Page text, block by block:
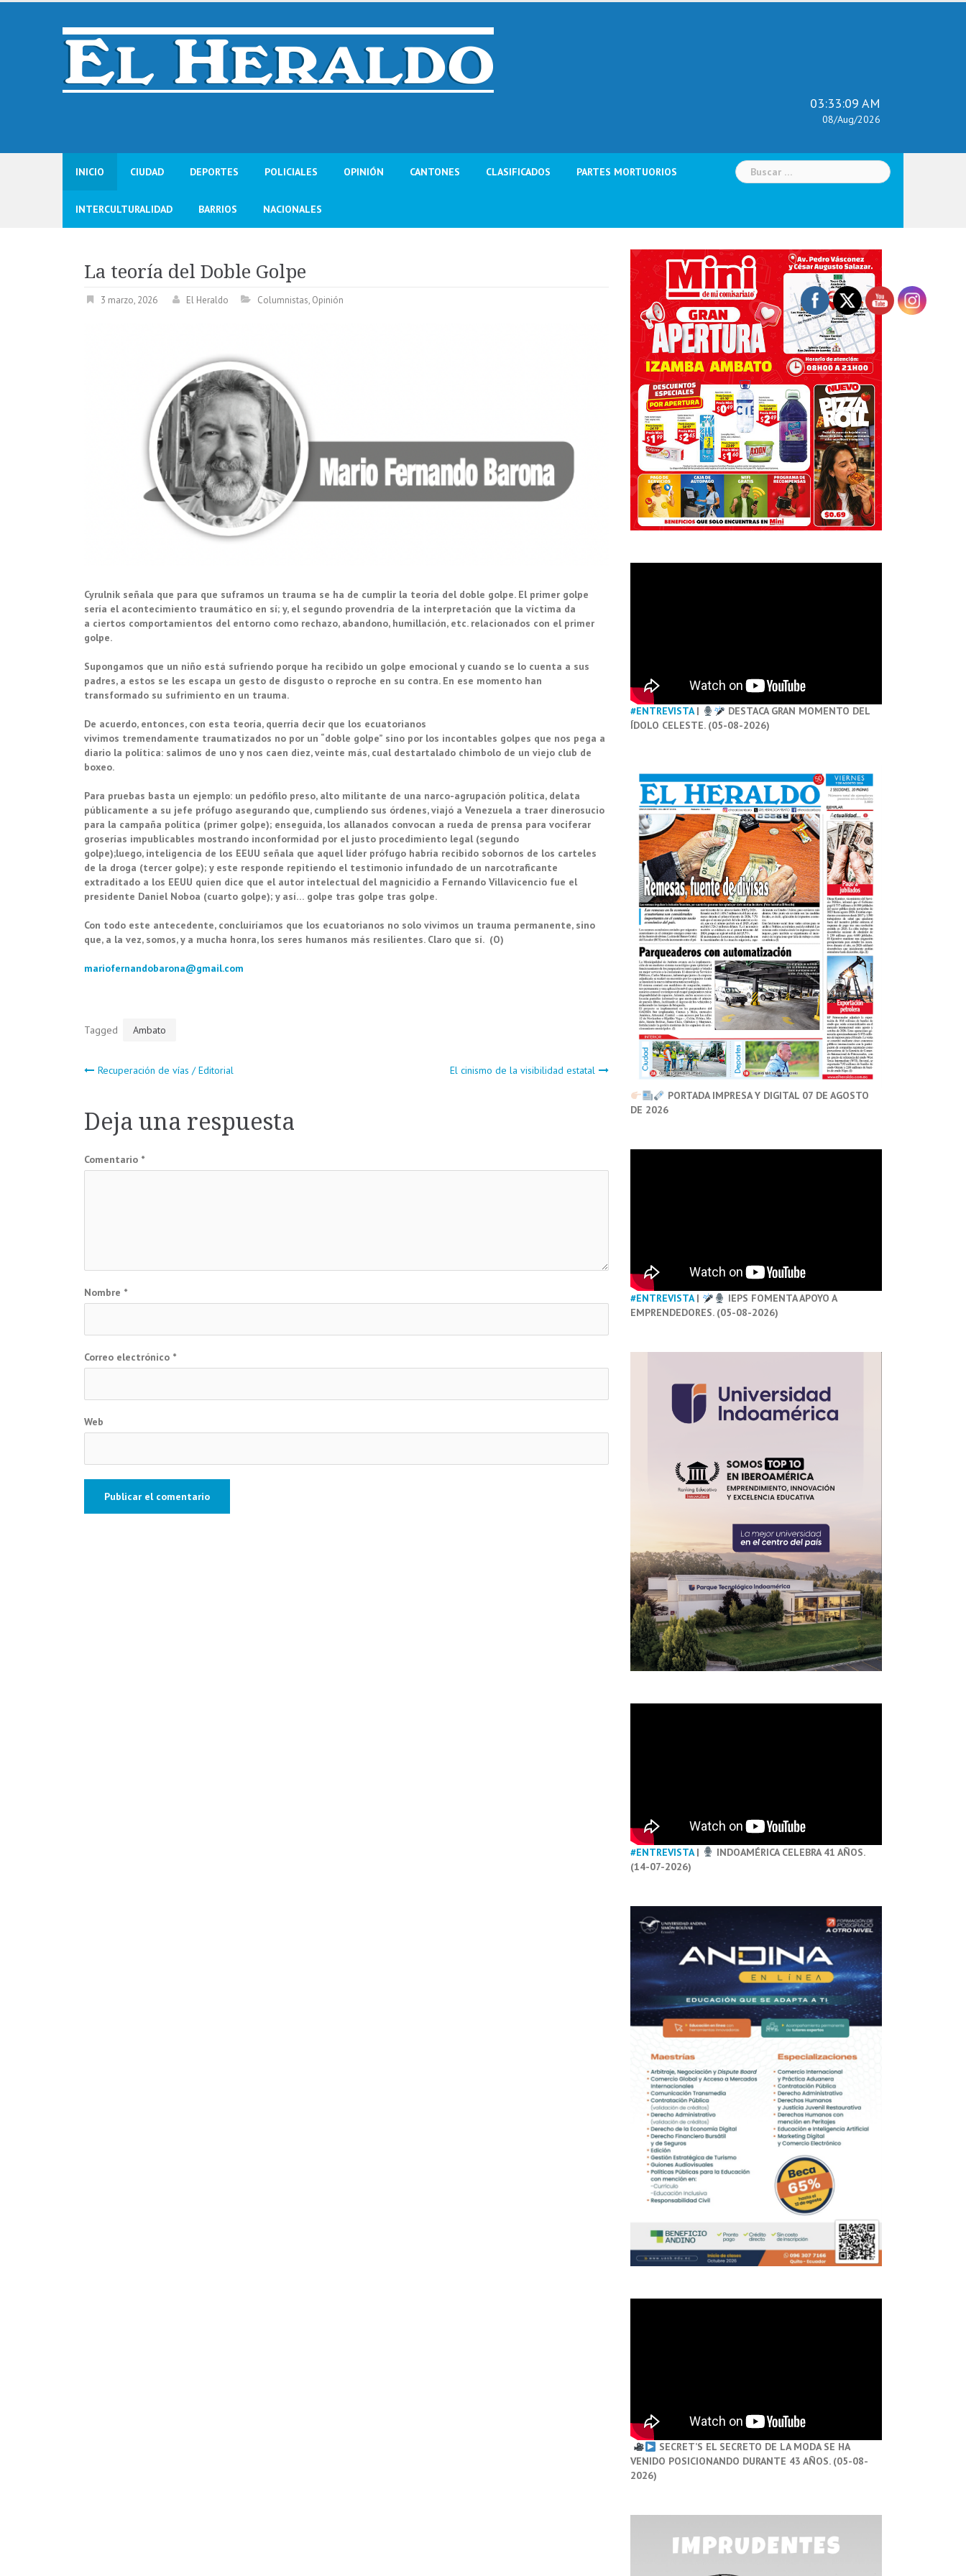
Skip
03:33:10 AM
08/Aug/2026
INICIO CIUDAD DEPORTES POLICIALES OPINIÓN CANTONES CLASIFICADOS PARTES MORTUORIOS
INTERCULTURALIDAD BARRIOS NACIONALES
Buscar:
La teoría del Doble Golpe
3 marzo, 2026 El Heraldo Columnistas, Opinión
Cyrulnik señala que para que suframos un trauma se ha de cumplir la teoría del doble golpe. El primer golpe
sería el acontecimiento traumático en sí; y, el segundo provendría de la interpretación que la víctima da
a ciertos comportamientos del entorno como rechazo, abandono, humillación, etc. relacionados con el primer
golpe.
Supongamos que un niño está sufriendo porque ha recibido un golpe emocional y cuando se lo cuenta a sus
padres, a estos se les escapa un gesto de disgusto o reproche en su contra. En ese momento han
transformado su sufrimiento en un trauma.
De acuerdo, entonces, con esta teoría, querría decir que los ecuatorianos
vivimos tremendamente traumatizados no por un “doble golpe” sino por los incontables golpes que nos pega a
diario la política: salimos de uno y nos caen diez, veinte más, cual destartalado chimbolo de un viejo club de
boxeo.
Para pruebas basta un ejemplo: un pedófilo preso, alto militante de una narco-agrupación política, delata
públicamente a su jefe prófugo asegurando que, cumpliendo sus órdenes, viajó a Venezuela a traer dinerosucio
para la campaña política (primer golpe); enseguida, los allanados convocan a rueda de prensa para vociferar
groserías impublicables mostrando inconformidad por el justo procedimiento legal (segundo
golpe);luego, inteligencia de los EEUU señala que aquel líder prófugo habría recibido sobornos de los carteles
de la droga (tercer golpe); y este responde repitiendo el testimonio infundado de un narcotraficante
extraditado a los EEUU quien dice que el autor intelectual del magnicidio a Fernando Villavicencio fue el
presidente Daniel Noboa (cuarto golpe); y así… golpe tras golpe tras golpe.
Con todo este antecedente, concluiríamos que los ecuatorianos no solo vivimos un trauma permanente, sino
que, a la vez, somos, y a mucha honra, los seres humanos más resilientes. Claro que sí.(O)
mariofernandobarona@gmail.com
Tagged Ambato
Navegación
de
entradas
Recuperación de vías / Editorial El cinismo de la visibilidad estatal
Deja una respuesta
Comentario *
Nombre *
Correo electrónico *
Web
#ENTREVISTA|
DESTACA GRAN MOMENTO DEL
ÍDOLO CELESTE. (05-08-2026)
PORTADA IMPRESA Y DIGITAL 07 DE AGOSTO
DE 2026
#ENTREVISTA|
IEPS FOMENTA APOYO A
EMPRENDEDORES. (05-08-2026)
#ENTREVISTA|
INDOAMÉRICA CELEBRA 41 AÑOS.
(14-07-2026)
SECRET’S EL SECRETO DE LA MODA SE HA
VENIDO POSICIONANDO DURANTE 43 AÑOS. (05-08-
2026)